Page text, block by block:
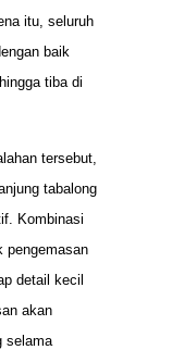
itu, seluruh
baik
tiba di
tersebut,
tabalong
Kombinasi
pengemasan
detail kecil
akan
selama